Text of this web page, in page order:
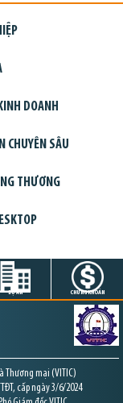
DOANH
CHUYÊN SÂU
THƯƠNG
DỰ ÁN CHỨNG KHOÁN
Thương mại (VITIC)
cấp ngày 3/6/2024